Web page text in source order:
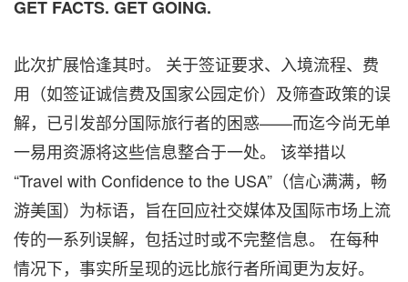
GET FACTS. GET GOING.
此次扩展恰逢其时。 关于签证要求、入境流程、费
用（如签证诚信费及国家公园定价）及筛查政策的误
解，已引发部分国际旅行者的困惑——而迄今尚无单
一易用资源将这些信息整合于一处。 该举措以
“Travel with Confidence to the USA”（信心满满，畅
游美国）为标语，旨在回应社交媒体及国际市场上流
传的一系列误解，包括过时或不完整信息。 在每种
情况下，事实所呈现的远比旅行者所闻更为友好。